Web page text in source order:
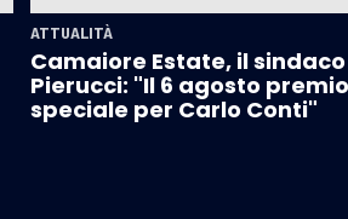
ATTUALITÀ
Camaiore Estate, il sindaco
Pierucci: "Il 6 agosto premio
speciale per Carlo Conti"